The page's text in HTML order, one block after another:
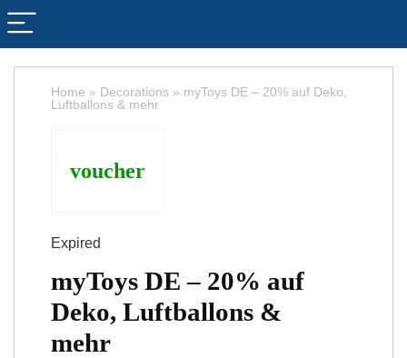
Home » Decorations » myToys DE – 20% auf Deko,
Luftballons & mehr
voucher
Expired
myToys DE – 20% auf
Deko, Luftballons &
mehr